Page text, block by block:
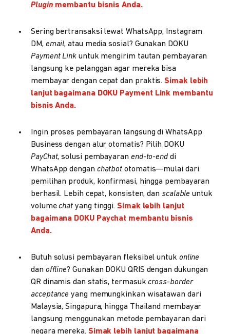
Plugin membantu bisnis Anda.
Sering bertransaksi lewat WhatsApp, Instagram
DM, email, atau media sosial? Gunakan DOKU
Payment Link untuk mengirim tautan pembayaran
langsung ke pelanggan agar mereka bisa
membayar dengan cepat dan praktis.Simak lebih
lanjut bagaimana DOKU Payment Link membantu
bisnis Anda.
Ingin proses pembayaran langsung di WhatsApp
Business dengan alur otomatis? Pilih DOKU
PayChat, solusi pembayaran end-to-end di
WhatsApp dengan chatbot otomatis—mulai dari
pemilihan produk, konfirmasi, hingga pembayaran
berhasil. Lebih cepat, konsisten, dan scalable untuk
volumechat yang tinggi.Simak lebih lanjut
bagaimana DOKU Paychat membantu bisnis
Anda.
Butuh solusi pembayaran fleksibel untuk online
dan offline? Gunakan DOKU QRIS dengan dukungan
QR dinamis dan statis, termasukcross-border
acceptance yang memungkinkan wisatawan dari
Malaysia, Singapura, hingga Thailand membayar
langsung menggunakan metode pembayaran dari
negara mereka. Simak lebih lanjut bagaimana